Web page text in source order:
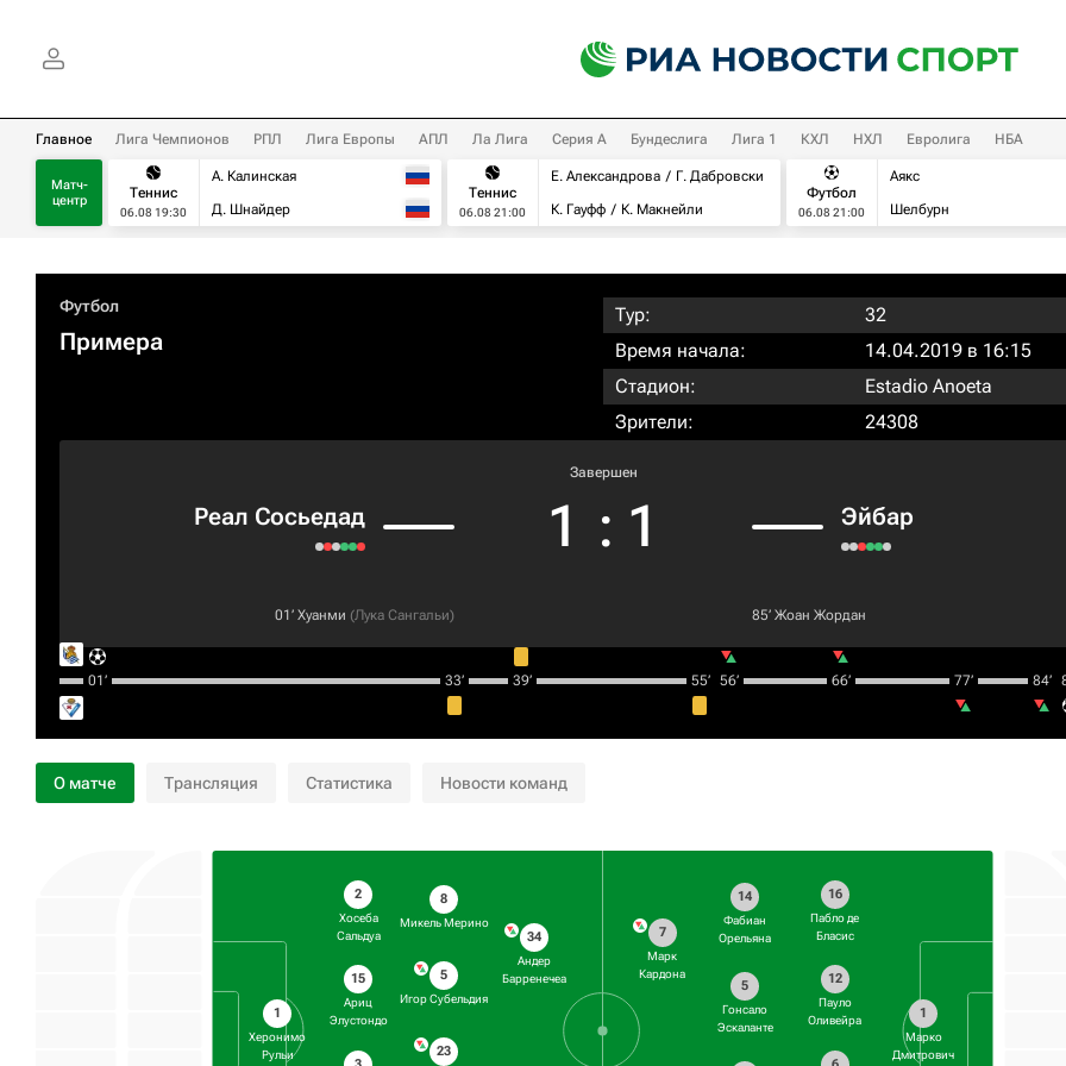
Главное Лига Чемпионов РПЛ Лига Европы АПЛ Ла Лига Серия А Бундеслига Лига 1 КХЛ НХЛ Евролига НБА
Матч-
центр
Теннис
06.08 19:30
А. Калинская
Д. Шнайдер
Теннис
06.08 21:00
Е. Александрова
Г. Дабровски
К. Гауфф
К. Макнейли
Футбол
06.08 21:00
Аякс
Шелбурн
Футбол
Примера
Тур:
32
Время начала:
14.04.2019 в 16:15
Стадион:
Estadio Anoeta
Зрители:
24308
Реал Сосьедад
Завершен
1 : 1 Эйбар
01‎’‎ Хуанми (Лука Сангальи) 85‎’‎ Жоан Жордан
01‎’‎ 33‎’‎ 39‎’‎ 55‎’‎ 56‎’‎ 66‎’‎ 77‎’‎ 84‎’‎
О матче Трансляция Статистика Новости команд
1
Херонимо
Рульи
2
Хосеба
Сальдуа
15
Ариц
Элустондо
8
Микель Мерино
5
Игор Субельдия
23
34
Андер
Барренечеа
1
Марко
Дмитрович
16
Пабло де
Бласис
12
Пауло
Оливейра
14
Фабиан
Орельяна
5
Гонсало
Эскаланте
7
Марк
Кардона